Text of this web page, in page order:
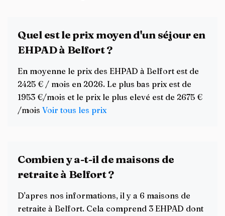
Quel est le prix moyen d'un séjour en
EHPAD à Belfort ?
En moyenne le prix des EHPAD à Belfort est de
2425 € / mois en 2026. Le plus bas prix est de
1953 €/mois et le prix le plus elevé est de 2675 €
/mois Voir tous les prix
Combien y a-t-il de maisons de
retraite à Belfort ?
D'apres nos informations, il y a 6 maisons de
retraite à Belfort. Cela comprend 3 EHPAD dont